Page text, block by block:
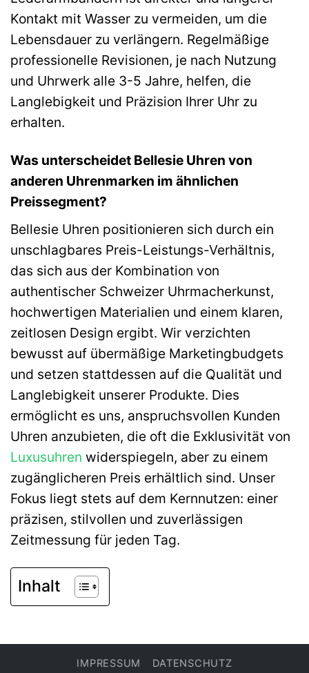
Kontakt mit Wasser zu vermeiden, um die
Lebensdauer zu verlängern. Regelmäßige
professionelle Revisionen, je nach Nutzung
und Uhrwerk alle 3-5 Jahre, helfen, die
Langlebigkeit und Präzision Ihrer Uhr zu
erhalten.
Was unterscheidet Bellesie Uhren von
anderen Uhrenmarken im ähnlichen
Preissegment?
Bellesie Uhren positionieren sich durch ein
unschlagbares Preis-Leistungs-Verhältnis,
das sich aus der Kombination von
authentischer Schweizer Uhrmacherkunst,
hochwertigen Materialien und einem klaren,
zeitlosen Design ergibt. Wir verzichten
bewusst auf übermäßige Marketingbudgets
und setzen stattdessen auf die Qualität und
Langlebigkeit unserer Produkte. Dies
ermöglicht es uns, anspruchsvollen Kunden
Uhren anzubieten, die oft die Exklusivität von
Luxusuhren widerspiegeln, aber zu einem
zugänglicheren Preis erhältlich sind. Unser
Fokus liegt stets auf dem Kernnutzen: einer
präzisen, stilvollen und zuverlässigen
Zeitmessung für jeden Tag.
Inhalt
IMPRESSUM DATENSCHUTZ